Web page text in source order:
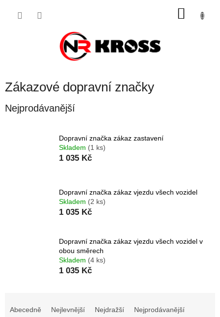
Zákazové dopravní značky
Nejprodávanější
Dopravní značka zákaz zastavení
Skladem (1 ks)
1 035 Kč
Dopravní značka zákaz vjezdu všech vozidel
Skladem (2 ks)
1 035 Kč
Dopravní značka zákaz vjezdu všech vozidel v
obou směrech
Skladem (4 ks)
1 035 Kč
Abecedně Nejlevnější Nejdražší Nejprodávanější